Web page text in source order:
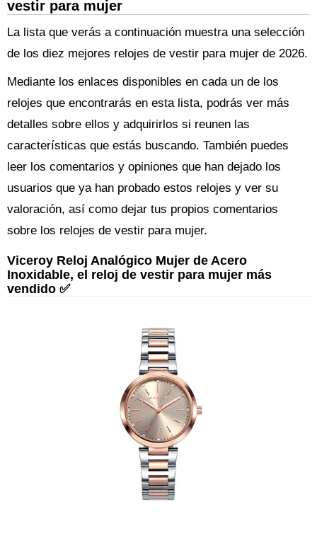
vestir para mujer
La lista que verás a continuación muestra una selección
de los diez mejores relojes de vestir para mujer de 2026.
Mediante los enlaces disponibles en cada un de los
relojes que encontrarás en esta lista, podrás ver más
detalles sobre ellos y adquirirlos si reunen las
características que estás buscando. También puedes
leer los comentarios y opiniones que han dejado los
usuarios que ya han probado estos relojes y ver su
valoración, así como dejar tus propios comentarios
sobre los relojes de vestir para mujer.
Viceroy Reloj Analógico Mujer de Acero
Inoxidable, el reloj de vestir para mujer más
vendido ✅